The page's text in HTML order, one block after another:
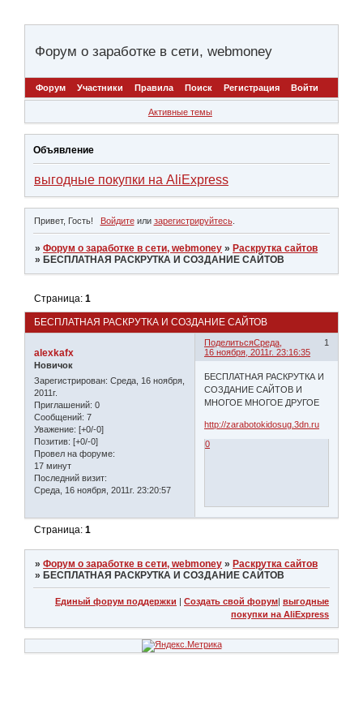
Форум о заработке в сети, webmoney
Форум Участники Правила Поиск Регистрация Войти
Активные темы
Объявление
выгодные покупки на AliExpress
Привет, Гость! Войдитеили зарегистрируйтесь.
»Форум о заработке в сети, webmoney » Раскрутка сайтов
» БЕСПЛАТНАЯ РАСКРУТКА И СОЗДАНИЕ САЙТОВ
БЕСПЛАТНАЯ РАСКРУТКА И СОЗДАНИЕ САЙТОВ
Страница:1
Поделиться 1
Среда,
16 ноября, 2011г. 23:16:35
alexkafx
Новичок
Зарегистрирован: Среда, 16 ноября,
2011г.
Приглашений: 0
Сообщений: 7
Уважение: [+0/-0]
Позитив: [+0/-0]
Провел на форуме:
17 минут
Последний визит:
Среда, 16 ноября, 2011г. 23:20:57
БЕСПЛАТНАЯ РАСКРУТКА И
СОЗДАНИЕ САЙТОВ И
МНОГОЕ МНОГОЕ ДРУГОЕ
http://zarabotokidosug.3dn.ru
0
Страница:1
»Форум о заработке в сети, webmoney » Раскрутка сайтов
» БЕСПЛАТНАЯ РАСКРУТКА И СОЗДАНИЕ САЙТОВ
Единый форум поддержки | Создать свой форум| выгодные
покупки на AliExpress